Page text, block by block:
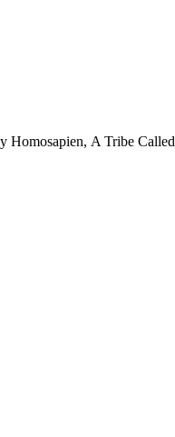
Homosapien, A Tribe Called